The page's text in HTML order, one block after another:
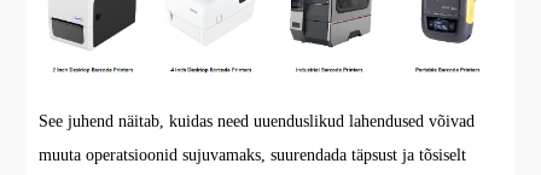
See juhend näitab, kuidas need uuenduslikud lahendused võivad
muuta operatsioonid sujuvamaks, suurendada täpsust ja tõsiselt